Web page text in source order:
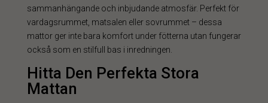
sammanhängande och inbjudande atmosfär. Perfekt för
vardagsrummet, matsalen eller sovrummet – dessa
mattor ger inte bara komfort under fötterna utan fungerar
också som en stilfull bas i inredningen.
Hitta Den Perfekta Stora
Mattan